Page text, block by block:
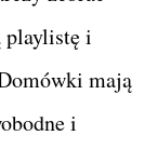
playlistę i
mają
i